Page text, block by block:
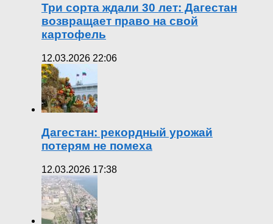
Три сорта ждали 30 лет: Дагестан
возвращает право на свой
картофель
12.03.2026 22:06
Дагестан: рекордный урожай
потерям не помеха
12.03.2026 17:38